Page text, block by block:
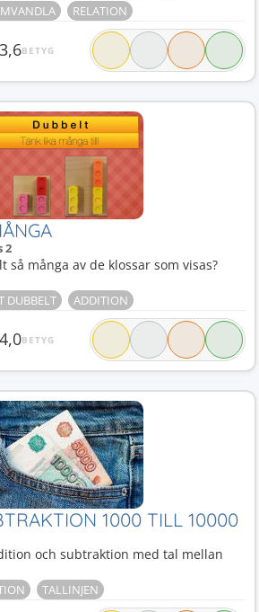
RELATION
BETYG
2
så många av de klossar som visas?
DUBBELT ADDITION
BETYG
1000 TILL 10000
och subtraktion med tal mellan
TALLINJEN